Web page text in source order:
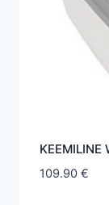
KEEMILINE
109.90 €